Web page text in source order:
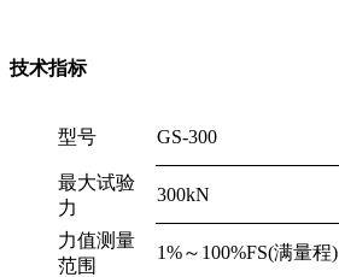
技术指标
型号 GS-300
最大试验
力
300kN
力值测量
范围
1%～100%FS(满量程)